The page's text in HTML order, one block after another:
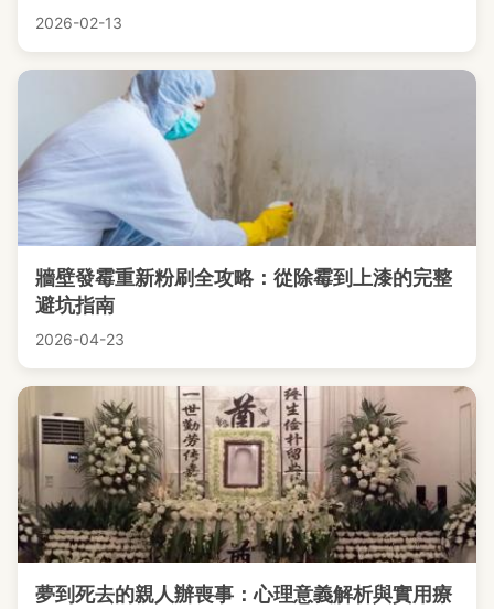
2026-02-13
牆壁發霉重新粉刷全攻略：從除霉到上漆的完整
避坑指南
2026-04-23
夢到死去的親人辦喪事：心理意義解析與實用療